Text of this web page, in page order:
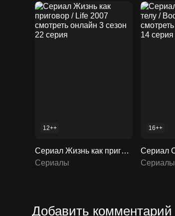
12++
Сериал Жизнь как приговор / Life 2007 смотреть онлайн 3 сезон 22 серия
Сериалы
16++
Сериалы
Добавить комментарий